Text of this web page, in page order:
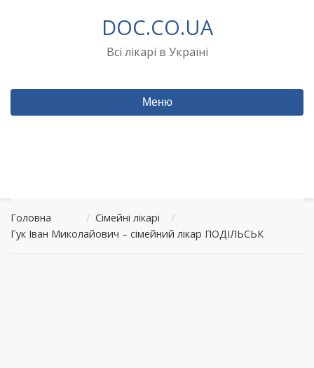
DOC.CO.UA
Всі лікарі в Україні
Меню
Головна / Сімейні лікарі
/
Гук Іван Миколайович – сімейний лікар ПОДІЛЬСЬК